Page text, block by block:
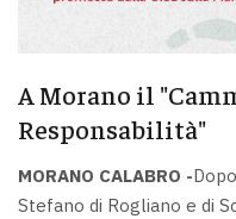
A Morano il
Responsabilità"
MORANO CALABRO -
Stefano di Rogliano e di